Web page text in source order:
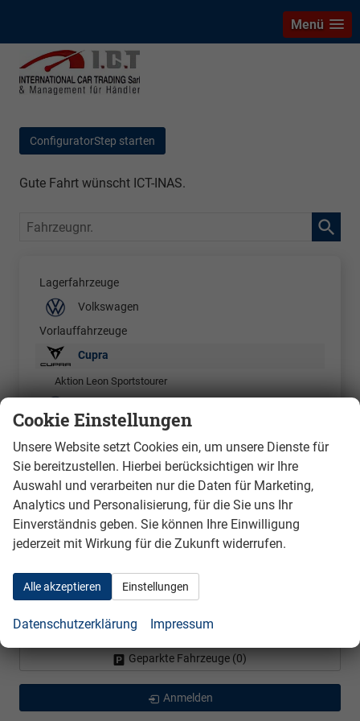
Menü
ConfiguratorStep starten
Gute Fahrt wünscht ICT-INAS.
Fahrzeugnr.
Lagerfahrzeuge
Volkswagen
Vorlauffahrzeuge
Cupra
Aktion Leon Sportstourer
Bestellfahrzeuge
Cupra
Born
Leon Sportstourer
Raval
Seat
Skoda
Volkswagen
Geparkte Fahrzeuge (0)
Anmelden
Cookie Einstellungen
Unsere Website setzt Cookies ein, um unsere Dienste für
Sie bereitzustellen. Hierbei berücksichtigen wir Ihre
Auswahl und verarbeiten nur die Daten für Marketing,
Analytics und Personalisierung, für die Sie uns Ihr
Einverständnis geben. Sie können Ihre Einwilligung
jederzeit mit Wirkung für die Zukunft widerrufen.
Alle akzeptieren Einstellungen
Datenschutzerklärung Impressum